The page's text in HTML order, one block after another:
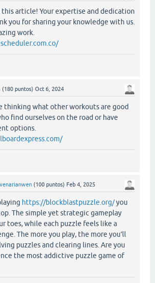
article! Your expertise and dedication
you for sharing your knowledge with us.
work.
(180 puntos) Oct 6, 2024
thinking what other workouts are good
find ourselves on the road or have
options.
(100 puntos) Feb 4, 2025
https://blockblastpuzzle.org/you
The simple yet strategic gameplay
toes, while each puzzle feels like a
The more you play, the more you’ll
puzzles and clearing lines. Are you
the most addictive puzzle game of